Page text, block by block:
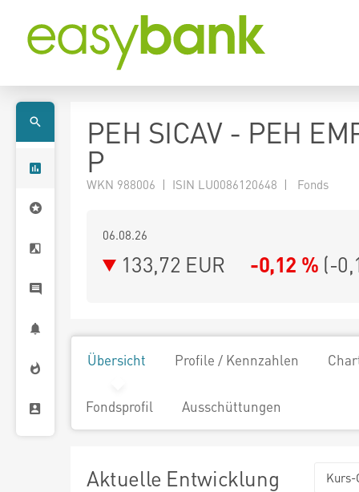
PEH SICAV - PEH
P
WKN 988006 | ISIN LU0086120648 | Fonds
06.08.26
133,72 EUR -0,12 % (-
Übersicht Profile / Kennzahlen
Fondsprofil Ausschüttungen
Aktuelle Entwicklung Kurs-